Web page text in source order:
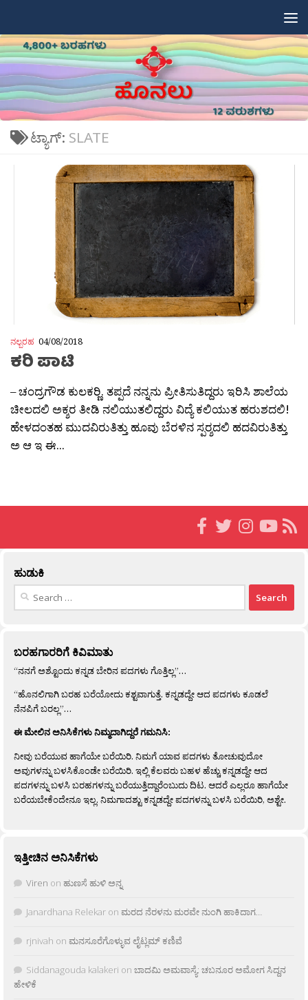
ಟ್ಯಾಗ್: SLATE
ನಲ್ಬರಹ 04/08/2018
ಕರಿ ಪಾಟಿ
– ಚಂದ್ರಗೌಡ ಕುಲಕರ‍್ಣಿ. ತಪ್ಪದೆ ನನ್ನನು ಪ್ರೀತಿಸುತಿದ್ದರು ಇರಿಸಿ ಶಾಲೆಯ
ಚೀಲದಲಿ ಅಕ್ಶರ ತೀಡಿ ನಲಿಯುತಲಿದ್ದರು ವಿದ್ಯೆ ಕಲಿಯುತ ಹರುಶದಲಿ!
ಹೇಳದಂತಹ ಮುದವಿರುತಿತ್ತು ಹೂವು ಬೆರಳಿನ ಸ್ಪರ‍್ಶದಲಿ ಹದವಿರುತಿತ್ತು
ಅ ಆ ಇ ಈ...
ಹುಡುಕಿ
Search
ಬರಹಗಾರರಿಗೆ ಕಿವಿಮಾತು
“ನನಗೆ ಅಶ್ಟೊಂದು ಕನ್ನಡ ಬೇರಿನ ಪದಗಳು ಗೊತ್ತಿಲ್ಲ”…
“ಹೊನಲಿಗಾಗಿ ಬರಹ ಬರೆಯೋದು ಕಶ್ಟವಾಗುತ್ತೆ. ಕನ್ನಡದ್ದೇ ಆದ ಪದಗಳು ಕೂಡಲೆ
ನೆನಪಿಗೆ ಬರಲ್ಲ”…
ಈ ಮೇಲಿನ ಅನಿಸಿಕೆಗಳು ನಿಮ್ಮದಾಗಿದ್ದರೆ ಗಮನಿಸಿ:
ನೀವು ಬರೆಯುವ ಹಾಗೆಯೇ ಬರೆಯಿರಿ. ನಿಮಗೆ ಯಾವ ಪದಗಳು ತೋಚುವುದೋ
ಅವುಗಳನ್ನು ಬಳಸಿಕೊಂಡೇ ಬರೆಯಿರಿ. ಇಲ್ಲಿ ಕೆಲವರು ಬಹಳ ಹೆಚ್ಚು ಕನ್ನಡದ್ದೇ ಆದ
ಪದಗಳನ್ನು ಬಳಸಿ ಬರಹಗಳನ್ನು ಬರೆಯುತ್ತಿದ್ದಾರೆಂಬುದು ದಿಟ. ಆದರೆ ಎಲ್ಲರೂ ಹಾಗೆಯೇ
ಬರೆಯಬೇಕೆಂದೇನೂ ಇಲ್ಲ. ನಿಮಗಾದಶ್ಟು ಕನ್ನಡದ್ದೇ ಪದಗಳನ್ನು ಬಳಸಿ ಬರೆಯಿರಿ, ಅಶ್ಟೇ.
ಇತ್ತೀಚಿನ ಅನಿಸಿಕೆಗಳು
Viren on ಹುಣಸೆ ಹುಳಿ ಅನ್ನ
Janardhana Relekar on ಮರದ ನೆರಳನು ಮರವೇ ನುಂಗಿ ಹಾಕಿದಾಗ…
rjnivah on ಮನಸೂರೆಗೊಳ್ಳುವ ಲೈಟ್ಲಮ್ ಕಣಿವೆ
Siddanagouda kalakeri on ಬಾದಮಿ ಅಮವಾಸ್ಯೆ: ಚಬನೂರ ಅಮೋಗ ಸಿದ್ದನ
ಹೇಳಿಕೆ